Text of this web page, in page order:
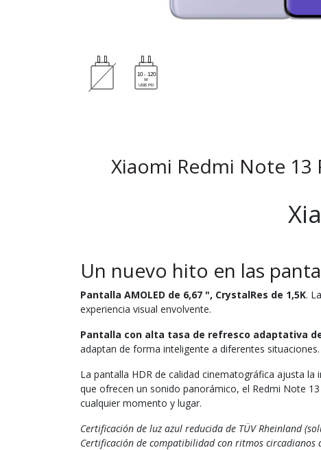
Xiaomi Redmi Note 13
Un nuevo hito en las
Pantalla AMOLED de 6,67 ", CrystalRes de 1,5K.
experiencia visual envolvente.
Pantalla con alta tasa de refresco adaptativa de
adaptan de forma inteligente a diferentes
La pantalla HDR de calidad cinematográfica ajusta
que ofrecen un sonido panorámico, el Redmi Note
cualquier momento y lugar.
Certificación de luz azul reducida de TÜV Rheinland
Certificación de compatibilidad con ritmos circadianos